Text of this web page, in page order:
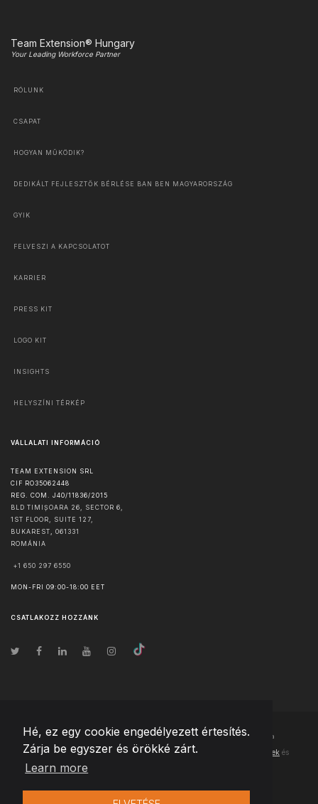
Hé, ez egy cookie engedélyezett értesítés.
Zárja be egyszer és örökké zárt.
Learn more
Team Extension® Hungary
Your Leading Workforce Partner
RÓLUNK
CSAPAT
HOGYAN MŰKÖDIK?
DEDIKÁLT FEJLESZTŐK BÉRLÉSE BAN BEN MAGYARORSZÁG
GYIK
FELVESZI A KAPCSOLATOT
KARRIER
PRESS KIT
LOGO KIT
INSIGHTS
HELYSZÍNI TÉRKÉP
VÁLLALATI INFORMÁCIÓ
TEAM EXTENSION SRL
CIF RO35062448
REG. COM. J40/11836/2015
BLD TIMIȘOARA 26, SECTOR 6,
1ST FLOOR, SUITE 127,
BUKAREST
061331
ROMÁNIA
+1 650 297 6550
MON-FRI 09:00-18:00 EET
CSATLAKOZZ HOZZÁNK
© Szerzői jog2026 Team Extension Hungary- Minden jog fenntartva
Changelog ● Ezen webhely használatával elfogadja Használati feltételek és